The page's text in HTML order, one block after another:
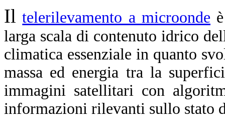
Il telerilevamento a microonde
larga scala di contenuto idrico
climatica essenziale in quanto
massa ed energia tra la
immagini satellitari con
informazioni rilevanti sullo stato